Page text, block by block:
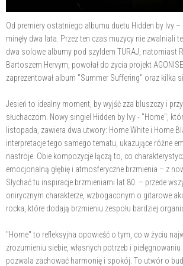
Od premiery ostatniego albumu duetu Hidden by Ivy –
minęły dwa lata. Przez ten czas muzycy nie zwalniali
dwa solowe albumy pod szyldem TURAJ, natomiast
Bartoszem Hervym, powołał do życia projekt
zaprezentował album "Summer Suffering" oraz kilka
Jesień to idealny moment, by wyjść zza bluszczy i
słuchaczom. Nowy singiel Hidden by Ivy - "Home",
listopada, zawiera dwa utwory: Home White i Home
interpretacje tego samego tematu, ukazujące różne
nastroje. Obie kompozycje łączą to, co
emocjonalną głębię i atmosferyczne brzmienia – z
Słychać tu inspiracje brzmieniami lat 80. – przede
onirycznym charakterze, wzbogaconym o gitarowe
rocka, które dodają brzmieniu zespołu bardziej
"Home" to refleksyjna opowieść o tym, co w życiu
zrozumieniu siebie, własnych potrzeb i
pozwala zachować harmonię i spokój. To utwór o